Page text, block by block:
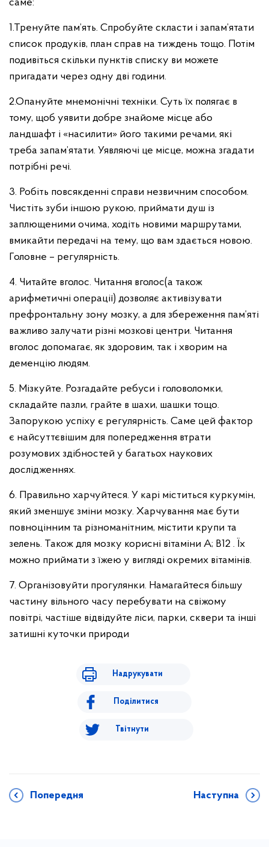
саме:
1.Тренуйте пам’ять. Спробуйте скласти і запам’ятати
список продуків, план справ на тиждень тощо. Потім
подивіться скільки пунктів списку ви можете
пригадати через одну дві години.
2.Опануйте мнемонічні техніки. Суть їх полягає в
тому, щоб уявити добре знайоме місце або
ландшафт і «насилити» його такими речами, які
треба запам’ятати. Уявляючі це місце, можна згадати
потрібні речі.
3. Робіть повсякденні справи незвичним способом.
Чистіть зуби іншою рукою, приймати душ із
заплющеними очима, ходіть новими маршрутами,
вмикайти передачі на тему, що вам здається новою.
Головне – регулярність.
4. Читайте вголос. Читання вголос(а також
арифметичні операції) дозволяє активізувати
префронтальну зону мозку, а для збереження пам’яті
важливо залучати різні мозкові центри. Читання
вголос допомагає, як здоровим, так і хворим на
деменцію людям.
5. Мізкуйте. Розгадайте ребуси і головоломки,
складайте пазли, грайте в шахи, шашки тощо.
Запорукою успіху є регулярність. Саме цей фактор
є найсуттєвішим для попередження втрати
розумових здібностей у багатьох наукових
дослідженнях.
6. Правильно харчуйтеся. У карі міститься куркумін,
який зменшує зміни мозку. Харчування має бути
повноцінним та різноманітним, містити крупи та
зелень. Також для мозку корисні вітаміни А; В12 . Їх
можно приймати з їжею у вигляді окремих вітамінів.
7. Організовуйти прогулянки. Намагайтеся більшу
частину вільного часу перебувати на свіжому
повітрі, частіше відвідуйте ліси, парки, сквери та інші
затишні куточки природи
Надрукувати
Поділитися
Твітнути
Попередня Наступна